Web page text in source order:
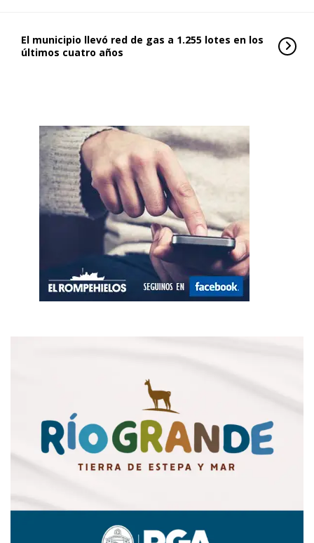
El municipio llevó red de gas a 1.255 lotes en los
últimos cuatro años